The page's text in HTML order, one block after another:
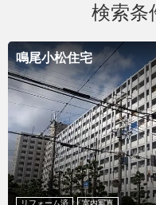
検索条
鳴尾小松住宅
リフォーム済 室内写真